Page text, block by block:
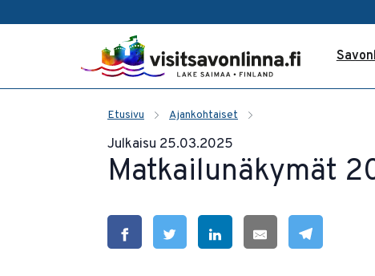
Etusivu Ajankohtaiset
Julkaisu 25.03.2025
Matkailunäkymät